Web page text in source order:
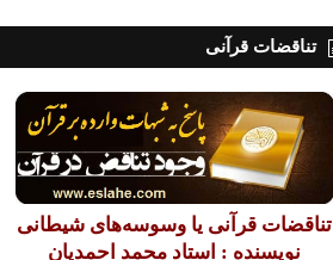
تناقضات قرآنی
تناقضات قرآنی یا وسوسه‌های شیطانی
نویسنده : استاد محمد احمدیان